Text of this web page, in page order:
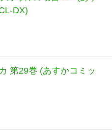
DX)
第29巻 (あすかコミッ